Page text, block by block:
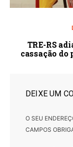
TRE-RS
cassação do
DEIXE UM
O SEU
CAMPOS